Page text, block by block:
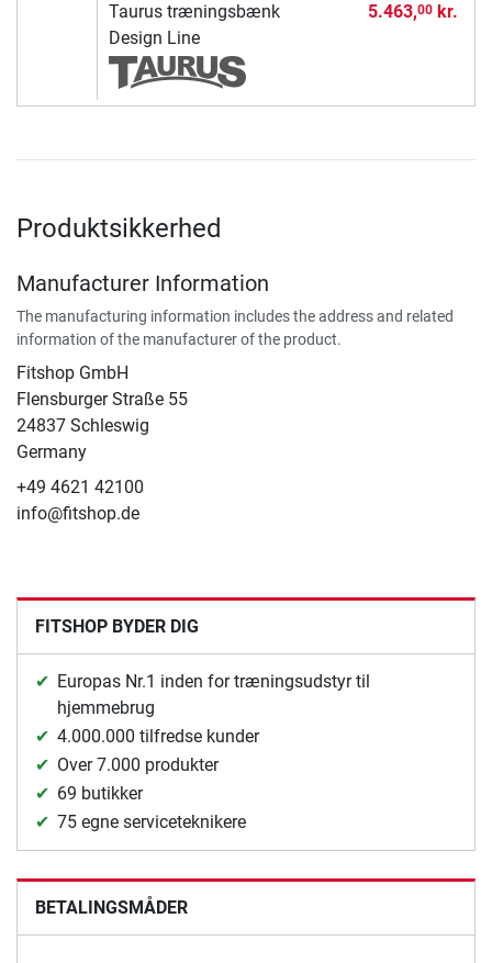
Taurus træningsbænk
Design Line
5.463,00kr.
Produktsikkerhed
Manufacturer Information
The manufacturing information includes the address and related
information of the manufacturer of the product.
Fitshop GmbH
Flensburger Straße 55
24837 Schleswig
Germany
+49 4621 42100
info@fitshop.de
FITSHOP BYDER DIG
Europas Nr.1 inden for træningsudstyr til
hjemmebrug
4.000.000 tilfredse kunder
Over 7.000 produkter
69 butikker
75 egne serviceteknikere
BETALINGSMÅDER